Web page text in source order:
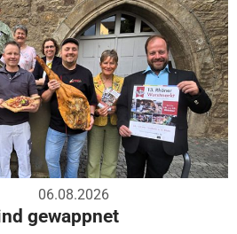
06.08.2026
gewappnet